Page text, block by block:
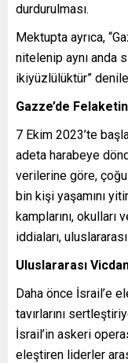
durdurulması.
Mektupta ayrıca,
nitelenip aynı anda
ikiyüzlülüktür”
Gazze’de
7 Ekim 2023’te
adeta harabeye
verilerine göre,
bin kişi yaşamını
kamplarını, okulları
iddiaları,
Uluslararası
Daha önce İsrail’e
tavırlarını
İsrail’in askeri
eleştiren liderler